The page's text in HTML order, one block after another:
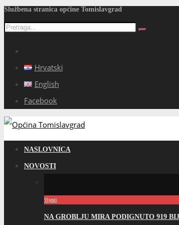
Službena stranica općine Tomislavgrad
Hrvatski
English
Facebook
NASLOVNICA
NOVOSTI
Vijesti
NA GROBLJU MIRA PODIGNUTO 919